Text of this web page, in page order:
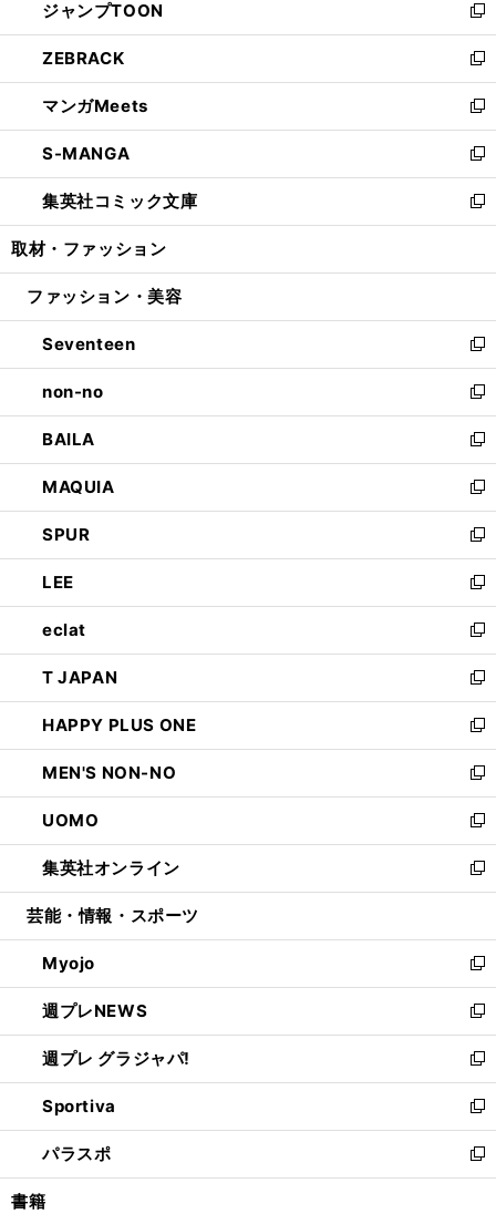
く
で
開
く
ド
ウ
で
開
く
ィ
ン
ド
ウ
で
開
く
い
ウ
ィ
ン
ド
ウ
で
開
く
ジャンプTOON
新
し
い
ウ
ィ
ン
ド
ウ
で
開
ZEBRACK
新
し
い
ウ
ィ
ン
ド
ウ
開
マンガMeets
新
し
い
ウ
ィ
ン
ウ
開
く
S-MANGA
新
し
い
ウ
ン
ウ
で
開
く
集英社コミック文庫
新
し
ウ
ン
ド
ウ
で
開
く
取材・ファッション
ファッション・美容
Seventeen
新
し
い
ウ
ィ
ン
ド
ウ
で
開
く
non-no
新
し
い
ウ
ィ
ン
ド
ウ
で
開
く
BAILA
新
し
い
ウ
ィ
ン
ド
ウ
で
開
く
MAQUIA
新
し
い
ウ
ィ
ン
ド
ウ
で
開
く
SPUR
新
し
い
ウ
ィ
ン
ド
ウ
で
開
く
LEE
新
し
い
ウ
ィ
ン
ド
ウ
で
開
く
eclat
新
し
い
ウ
ィ
ン
ド
ウ
で
開
く
T JAPAN
新
し
い
ウ
ィ
ン
ド
ウ
で
開
HAPPY PLUS ONE
新
し
い
ウ
ィ
ン
ド
ウ
開
く
MEN'S NON-NO
新
し
い
ウ
ィ
ン
ウ
で
開
く
UOMO
新
し
い
ウ
ン
ド
ウ
で
開
く
集英社オンライン
新
し
ウ
ィ
ン
ド
ウ
で
開
く
芸能・情報・スポーツ
Myojo
新
し
い
ウ
ィ
ン
ド
ウ
で
開
週プレNEWS
新
し
い
ウ
ィ
ン
ド
ウ
週プレ グラジャパ!
新
し
い
ウ
ィ
ン
Sportiva
新
し
い
ウ
パラスポ
新
し
書籍